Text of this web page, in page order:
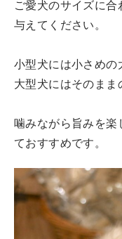
ご愛犬のサイズに合
与えてください。
小型犬には小さめの
大型犬にはそのまま
噛みながら旨みを楽
ておすすめです。